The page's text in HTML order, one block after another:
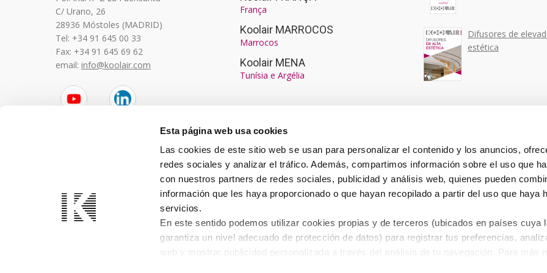
Esta página web usa cookies
Las cookies de este sitio web se usan para personalizar el contenido y los anuncios,
redes sociales y analizar el tráfico. Además, compartimos información sobre el uso que
con nuestros partners de redes sociales, publicidad y análisis web, quienes pueden
información que les haya proporcionado o que hayan recopilado a partir del uso que haya
servicios.
En este sentido podemos utilizar cookies propias y de terceros (ubicados en países cuya
garantiza un nivel adecuado de protección de datos) para registrar tus preferencias,
web y mostrar publicidad personalizada a través del análisis de tu navegación. Para más
C/ Urano, 26
28936 Móstoles (MADRID)
Tel: +34 91 645 00 33
Fax: +34 91 645 69 62
email: info@koolair.com
França
Koolair MARROCOS
Marrocos
Koolair MENA
Tunísia e Argélia
Difusores de
estética